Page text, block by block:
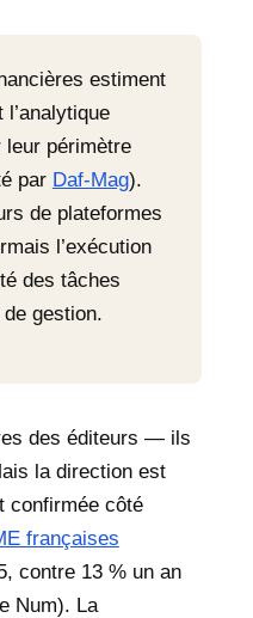
estiment
l’analytique
leur périmètre
par Daf-Mag).
de plateformes
l’exécution
des tâches
gestion.
des éditeurs — ils
la direction est
confirmée côté
françaises
contre 13 % un an
Num). La